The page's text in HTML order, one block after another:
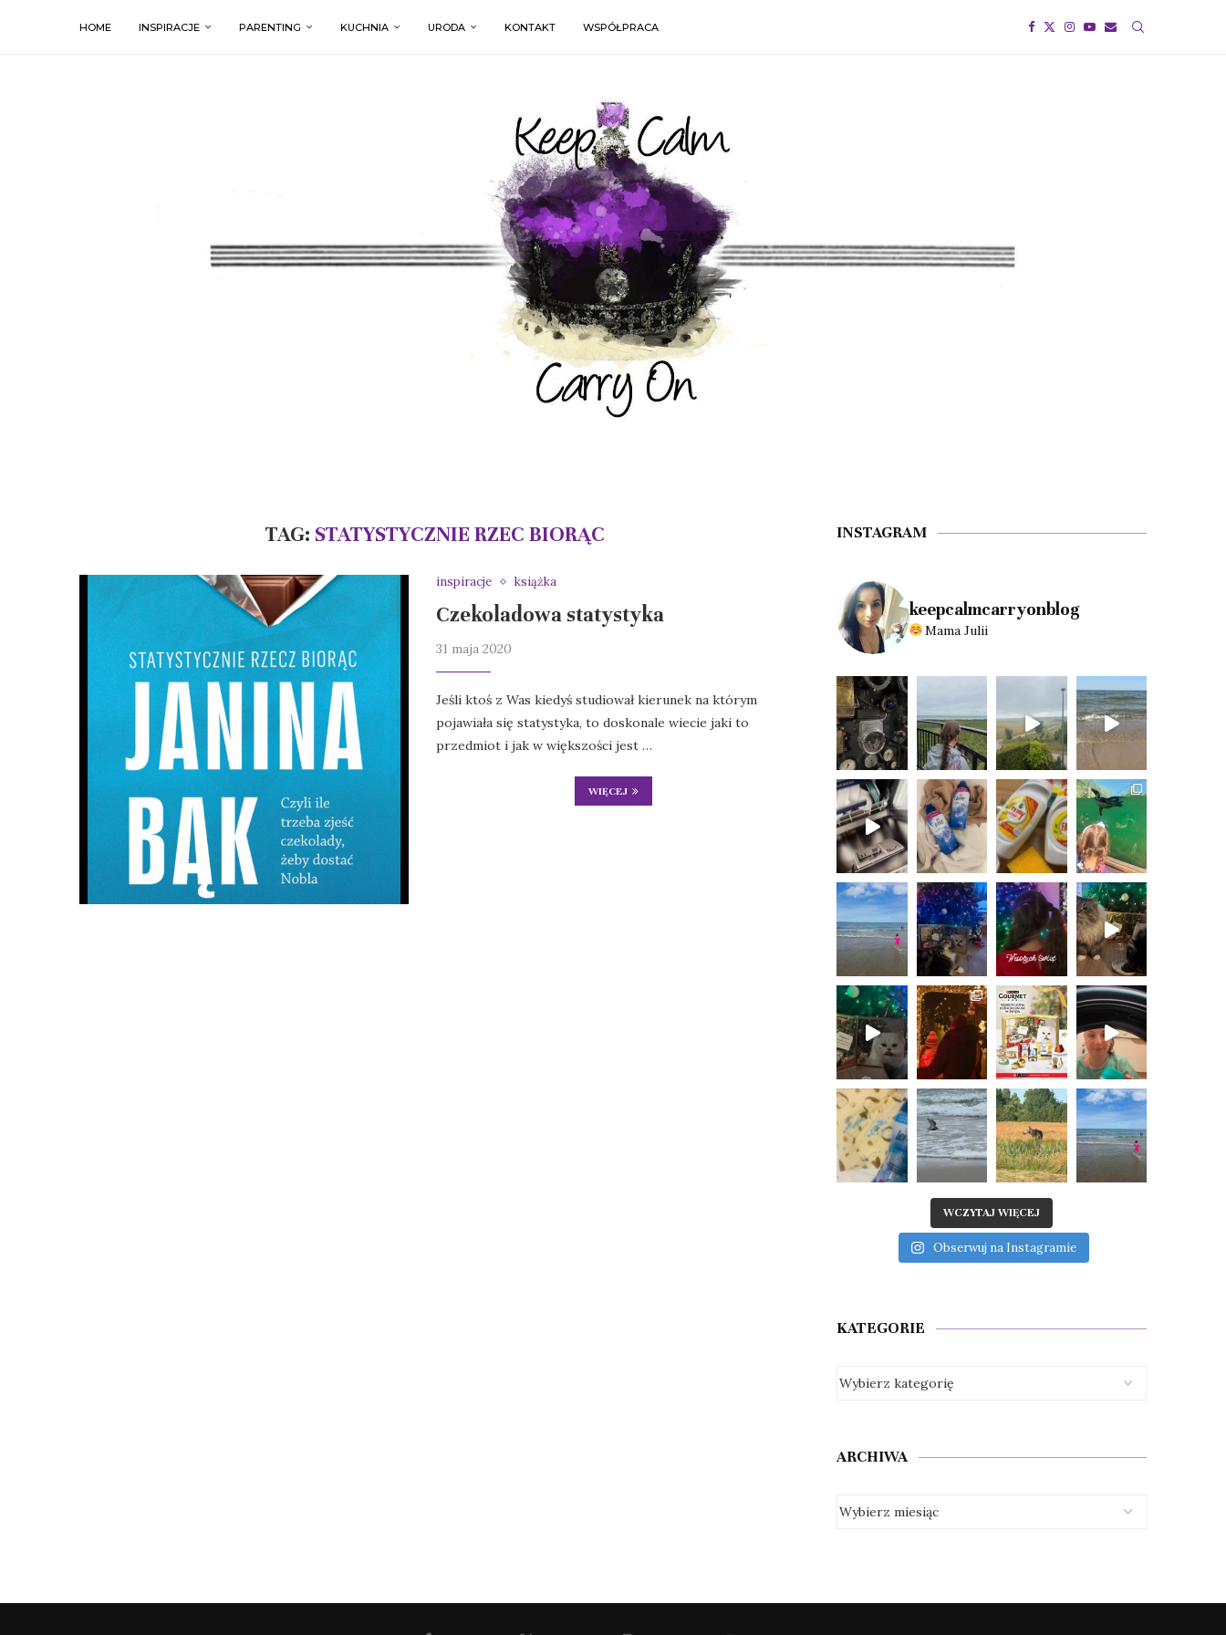
HOME INSPIRACJE PARENTING KUCHNIA URODA KONTAKT WSPÓŁPRACA
TAG: STATYSTYCZNIE RZEC BIORĄC
inspiracje książka
Czekoladowa statystyka
31 maja 2020
Jeśli ktoś z Was kiedyś studiował kierunek na którym
pojawiała się statystyka, to doskonale wiecie jaki to
przedmiot i jak w większości jest …
WIĘCEJ
INSTAGRAM
keepcalmcarryonblog
Mama Julii
WCZYTAJ WIĘCEJ
Obserwuj na Instagramie
KATEGORIE
ARCHIWA